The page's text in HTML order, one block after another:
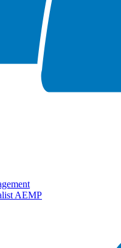
AEMP